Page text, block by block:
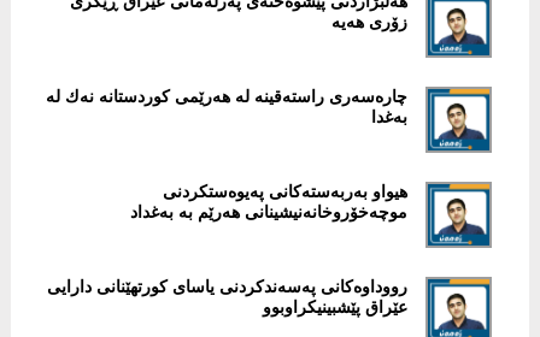
زۆری هەیە
‎چارەسەری راستەقینە لە هەرێمی كوردستانە نەك لە
بەغدا
هیواو بەربەستەكانی پەیوەستكردنی
موچەخۆروخانەنیشینانی هەرێم بە به‌غداد
‎رووداوەكانی پەسەندكردنی یاسای كورتهێنانی دارایی
عێراق پێشبینیكراوبوو